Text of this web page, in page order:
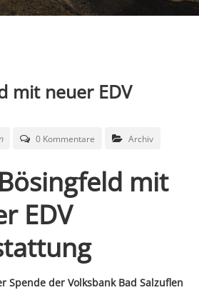
mit neuer EDV
0 Kommentare Archiv
mit
EDV
Spende der Volksbank Bad Salzuflen